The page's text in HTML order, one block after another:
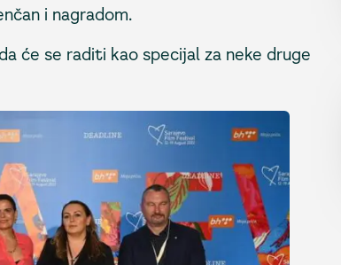
i nagradom.
će se raditi kao specijal za neke druge